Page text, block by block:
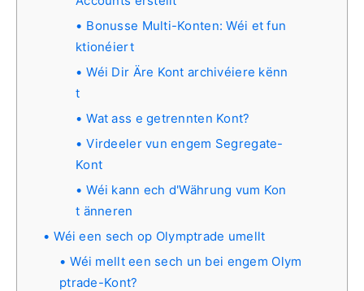
Bonusse Multi-Konten: Wéi et fun
ktionéiert
Wéi Dir Äre Kont archivéiere kënn
t
Wat ass e getrennten Kont?
Virdeeler vun engem Segregate-
Kont
Wéi kann ech d'Währung vum Kon
t änneren
Wéi een sech op Olymptrade umellt
Wéi mellt een sech un bei engem Olym
ptrade-Kont?